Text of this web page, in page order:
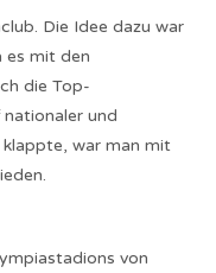
Die Idee dazu war
es mit den
die Top-
nationaler und
war man mit
von